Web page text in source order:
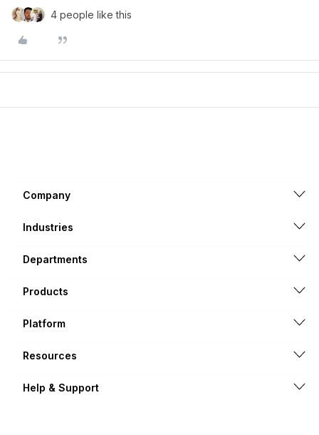
4 people like this
Company
Industries
Departments
Products
Platform
Resources
Help & Support